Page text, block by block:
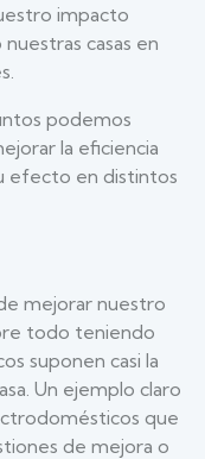
impacto
casas en
podemos
la eficiencia
efecto en distintos
mejorar nuestro
todo teniendo
suponen casi la
Un ejemplo claro
que
de mejora o